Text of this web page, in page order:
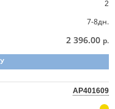
2
7-8дн.
2 396.00 р.
AP401609